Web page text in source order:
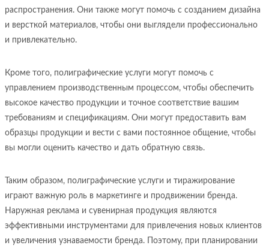
распространения. Они также могут помочь с созданием дизайна
и версткой материалов, чтобы они выглядели профессионально
и привлекательно.
Кроме того, полиграфические услуги могут помочь с
управлением производственным процессом, чтобы обеспечить
высокое качество продукции и точное соответствие вашим
требованиям и спецификациям. Они могут предоставить вам
образцы продукции и вести с вами постоянное общение, чтобы
вы могли оценить качество и дать обратную связь.
Таким образом, полиграфические услуги и тиражирование
играют важную роль в маркетинге и продвижении бренда.
Наружная реклама и сувенирная продукция являются
эффективными инструментами для привлечения новых клиентов
и увеличения узнаваемости бренда. Поэтому, при планировании